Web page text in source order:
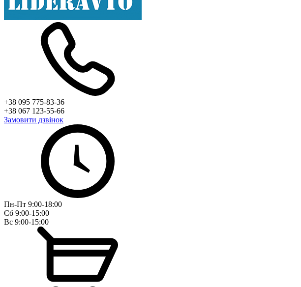
+38 095 775-83-36
+38 067 123-55-66
Замовити дзвінок
Пн-Пт 9:00-18:00
Сб 9:00-15:00
Вс 9:00-15:00